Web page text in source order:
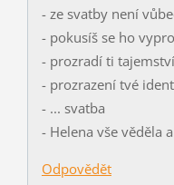
- ze svatby není
- pokusíš se ho
- prozradí ti
- prozrazení tvé
- ... svatba
- Helena vše věděla
Odpovědět